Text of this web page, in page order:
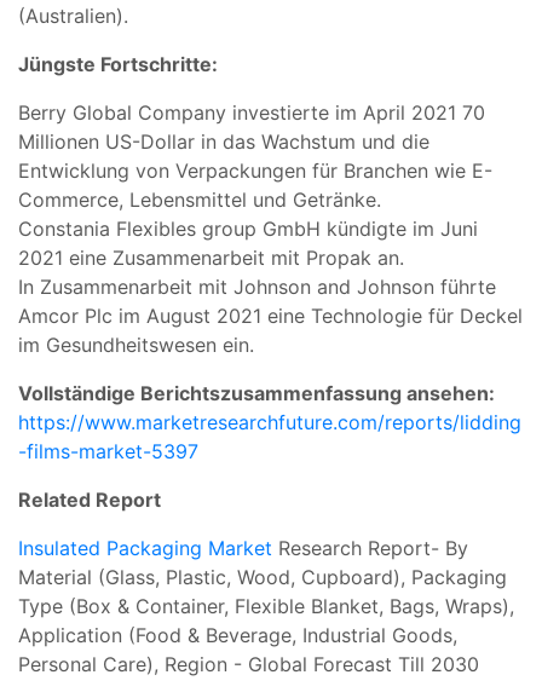
(Australien).
Jüngste Fortschritte:
Berry Global Company investierte im April 2021 70
Millionen US-Dollar in das Wachstum und die
Entwicklung von Verpackungen für Branchen wie E-
Commerce, Lebensmittel und Getränke.
Constania Flexibles group GmbH kündigte im Juni
2021 eine Zusammenarbeit mit Propak an.
In Zusammenarbeit mit Johnson and Johnson führte
Amcor Plc im August 2021 eine Technologie für Deckel
im Gesundheitswesen ein.
Vollständige Berichtszusammenfassung ansehen:
https://www.marketresearchfuture.com/reports/lidding
-films-market-5397
Related Report
Insulated Packaging Market Research Report- By
Material (Glass, Plastic, Wood, Cupboard), Packaging
Type (Box & Container, Flexible Blanket, Bags, Wraps),
Application (Food & Beverage, Industrial Goods,
Personal Care), Region - Global Forecast Till 2030